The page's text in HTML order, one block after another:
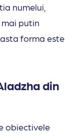
numelui,
mai putin
forma este
din
obiectivele